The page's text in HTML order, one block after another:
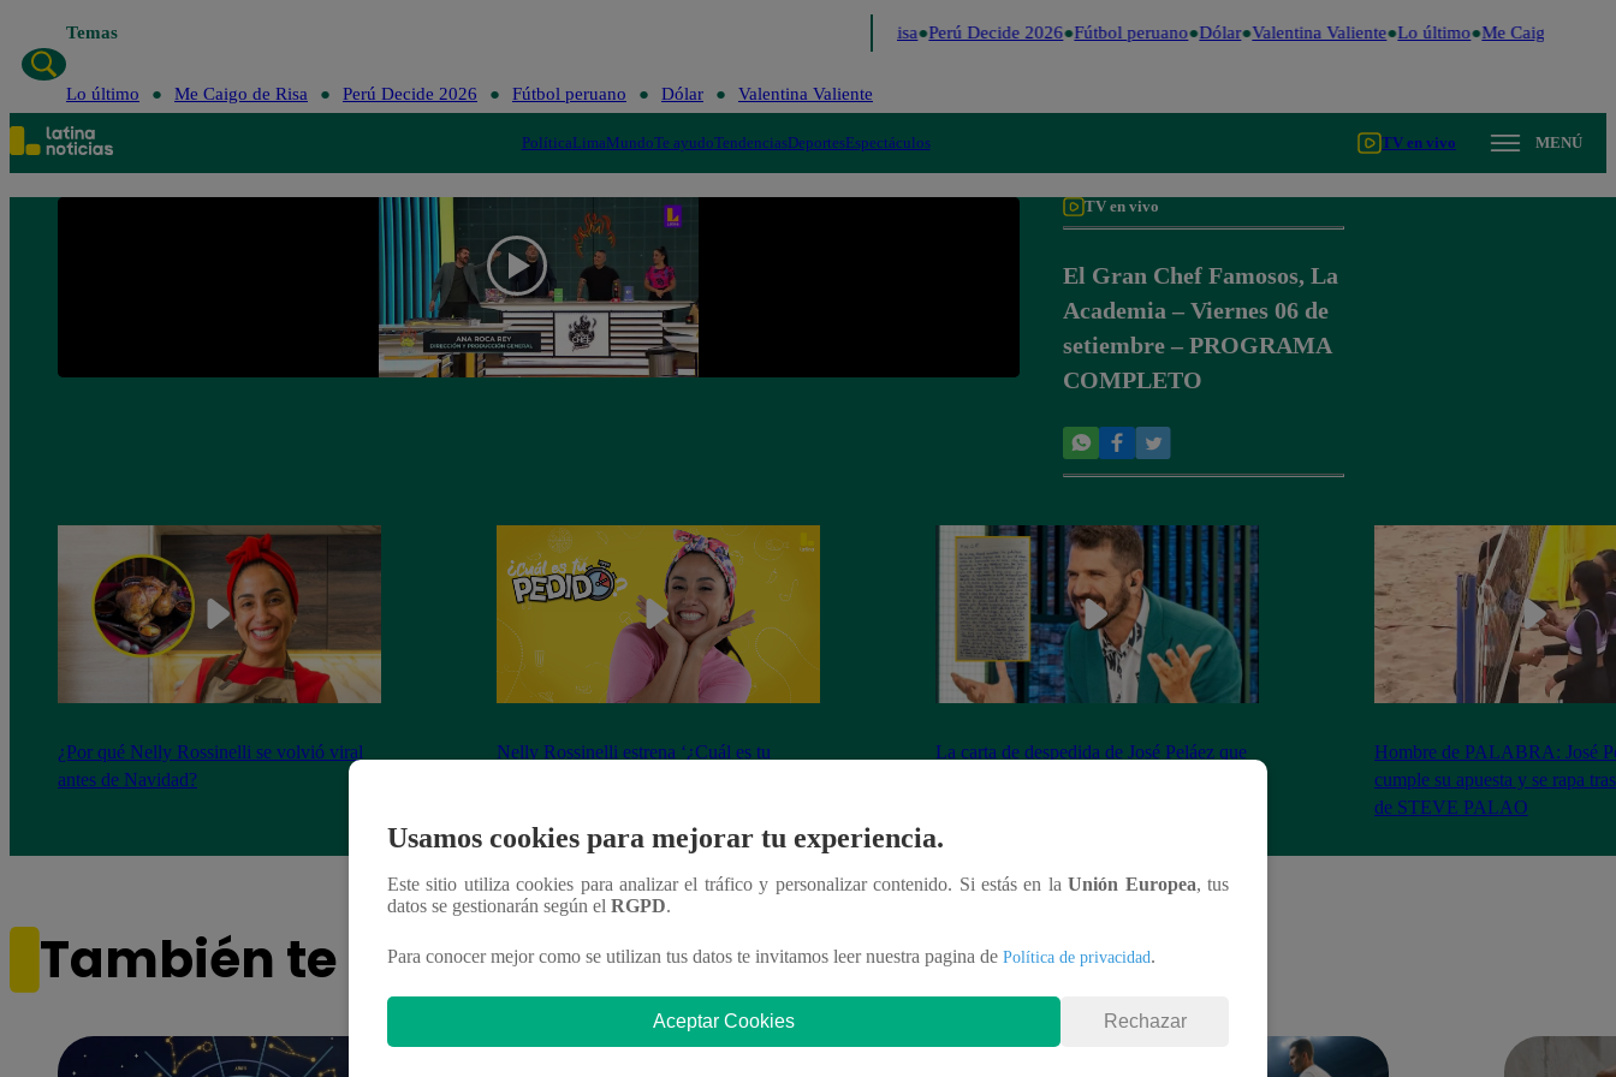
Temas Me Caigo de Risa Perú Decide 2026 Fútbol peruano Dólar Valentina Valiente Lo último Me Caigo de Risa
Lo último Me Caigo de Risa Perú Decide 2026 Fútbol peruano Dólar Valentina Valiente
PolíticaLimaMundoTe ayudoTendenciasDeportesEspectáculos TV en vivo MENÚ
TV en vivo
El Gran Chef Famosos, La
Academia – Viernes 06 de
setiembre – PROGRAMA
COMPLETO
¿Por qué Nelly Rossinelli se volvió viral
antes de Navidad?
Nelly Rossinelli estrena ‘¿Cuál es tu
La carta de despedida de José Peláez que
Hombre de PALABRA: José
cumple su apuesta y se rapa
de STEVE PALAO
También te puede interesar
Usamos cookies para mejorar tu experiencia.
Este sitio utiliza cookies para analizar el tráfico y personalizar contenido. Si estás en laUnión Europea, tus
datos se gestionarán según el RGPD.
Para conocer mejor como se utilizan tus datos te invitamos leer nuestra pagina de Política de privacidad.
Aceptar Cookies Rechazar